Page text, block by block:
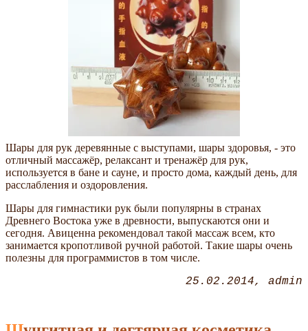
Шары для рук деревянные с выступами, шары здоровья, - это
отличный массажёр, релаксант и тренажёр для рук,
используется в бане и сауне, и просто дома, каждый день, для
расслабления и оздоровления.
Шары для гимнастики рук были популярны в странах
Древнего Востока уже в древности, выпускаются они и
сегодня. Авиценна рекомендовал такой массаж всем, кто
занимается кропотливой ручной работой. Такие шары очень
полезны для программистов в том числе.
25.02.2014 admin